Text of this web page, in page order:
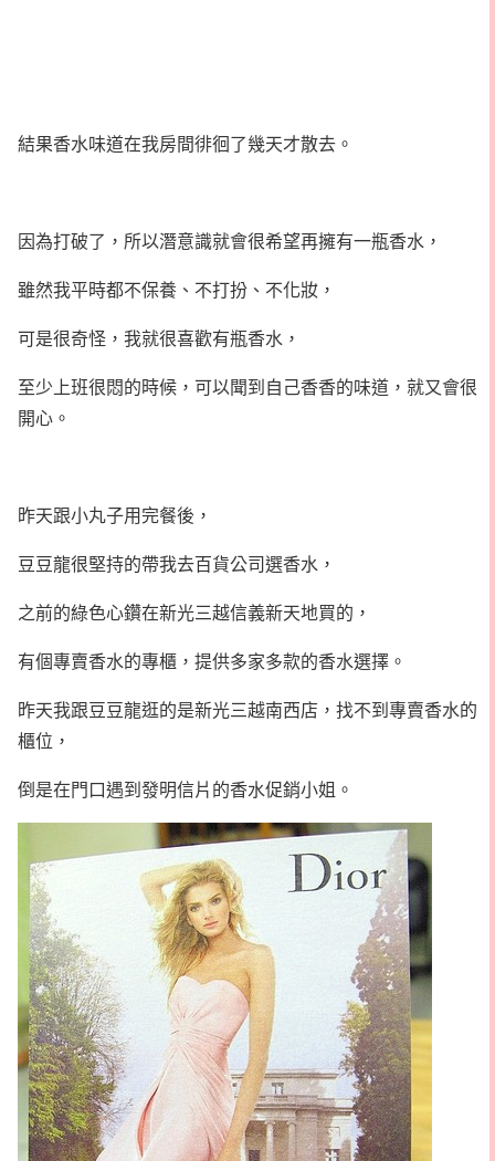
結果香水味道在我房間徘徊了幾天才散去。
因為打破了，所以潛意識就會很希望再擁有一瓶香水，
雖然我平時都不保養、不打扮、不化妝，
可是很奇怪，我就很喜歡有瓶香水，
至少上班很悶的時候，可以聞到自己香香的味道，就又會很
開心。
昨天跟小丸子用完餐後，
豆豆龍很堅持的帶我去百貨公司選香水，
之前的綠色心鑽在新光三越信義新天地買的，
有個專賣香水的專櫃，提供多家多款的香水選擇。
昨天我跟豆豆龍逛的是新光三越南西店，找不到專賣香水的
櫃位，
倒是在門口遇到發明信片的香水促銷小姐。